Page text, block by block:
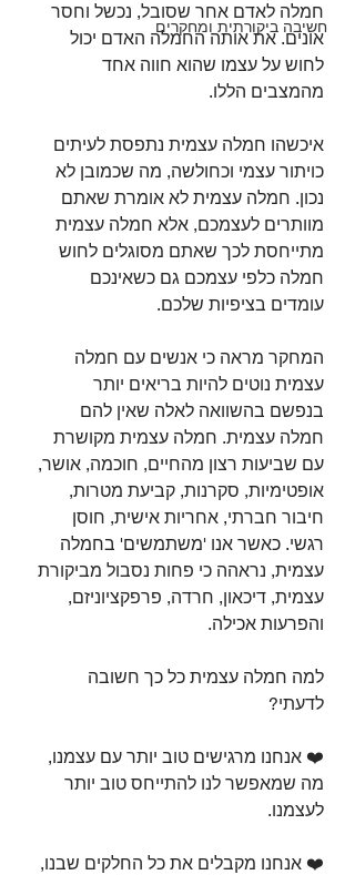
חשיבה ביקורתית ומחקרים
חמלה לאדם אחר שסובל, נכשל וחסר
אונים. את אותה החמלה האדם יכול
לחוש על עצמו שהוא חווה אחד
מהמצבים הללו.⁣
איכשהו חמלה עצמית נתפסת לעיתים
כויתור עצמי וכחולשה, מה שכמובן לא
נכון. חמלה עצמית לא אומרת שאתם
מוותרים לעצמכם, אלא חמלה עצמית
מתייחסת לכך שאתם מסוגלים לחוש
חמלה כלפי עצמכם גם כשאינכם
עומדים בציפיות שלכם.⁣
המחקר מראה כי אנשים עם חמלה
עצמית נוטים להיות בריאים יותר
בנפשם בהשוואה לאלה שאין להם
חמלה עצמית. חמלה עצמית מקושרת
עם שביעות רצון מהחיים, חוכמה, אושר,
אופטימיות, סקרנות, קביעת מטרות,
חיבור חברתי, אחריות אישית, חוסן
רגשי. כאשר אנו 'משתמשים' בחמלה
עצמית, נראהה כי פחות נסבול מביקורת
עצמית, דיכאון, חרדה, פרפקציוניזם,
והפרעות אכילה.⁣
למה חמלה עצמית כל כך חשובה
לדעתי?⁣
❤️ אנחנו מרגישים טוב יותר עם עצמנו,
מה שמאפשר לנו להתייחס טוב יותר
לעצמנו.⁣
❤️ אנחנו מקבלים את כל החלקים שבנו,